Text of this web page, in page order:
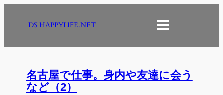
ス
DS HAPPYLIFE.NET
名古屋で仕事。身内や友達に会う
など（2）